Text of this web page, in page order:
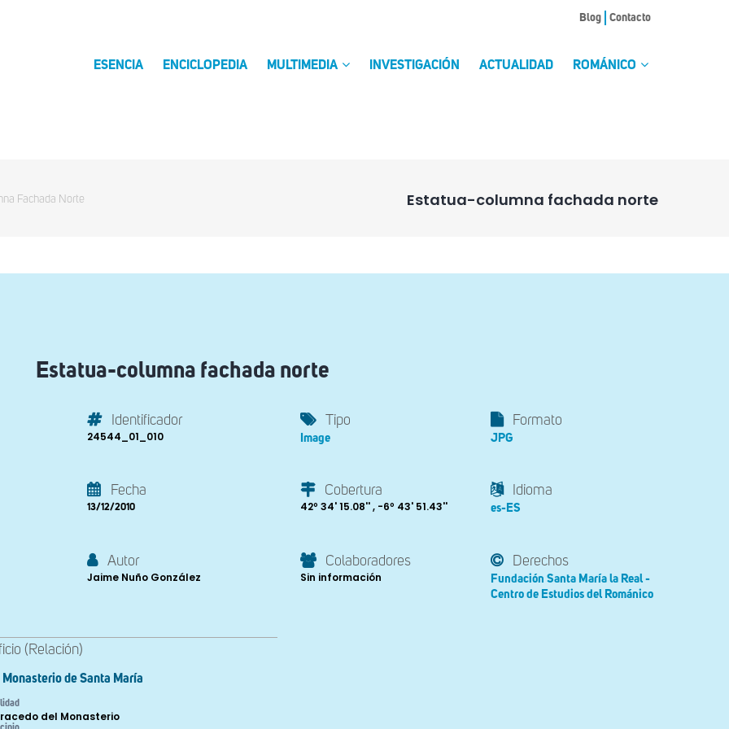
Blog Contacto
ESENCIA ENCICLOPEDIA MULTIMEDIA INVESTIGACIÓN ACTUALIDAD ROMÁNICO
Estatua-columna fachada norte
Fachada Norte
Estatua-columna fachada norte
Identificador
24544_01_010
Tipo
Image
Formato
JPG
Fecha
13/12/2010
Cobertura
42º 34' 15.08'' , -6º 43' 51.43''
Idioma
es-ES
Autor
Jaime Nuño González
Colaboradores
Sin información
Derechos
Fundación Santa María la Real -
Centro de Estudios del Románico
(Relación)
Monasterio de Santa María
del Monasterio